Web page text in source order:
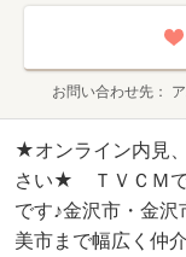
お問い合わせ先
★オンライン内見
さい★ ＴＶＣＭで
です♪金沢市・金
美市まで幅広く仲